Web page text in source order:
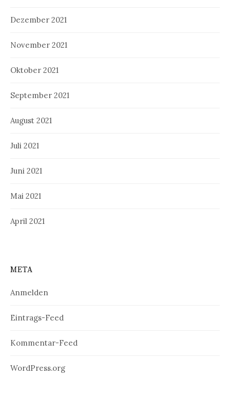
Dezember 2021
November 2021
Oktober 2021
September 2021
August 2021
Juli 2021
Juni 2021
Mai 2021
April 2021
META
Anmelden
Eintrags-Feed
Kommentar-Feed
WordPress.org